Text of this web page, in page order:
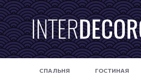
П
е
р
е
й
СПАЛЬНЯ ГОСТИНАЯ